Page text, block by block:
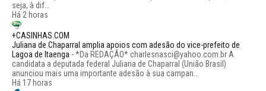
seja, à dif...
Há 2 horas
+CASINHAS.COM
Juliana de Chaparral amplia apoios com adesão do vice-prefeito de
Lagoa de Itaenga -*Da REDAÇÃO* charlesnasci@yahoo.com.br A
candidata a deputada federal Juliana de Chaparral (União Brasil)
anunciou mais uma importante adesão à sua campan...
Há 17 horas